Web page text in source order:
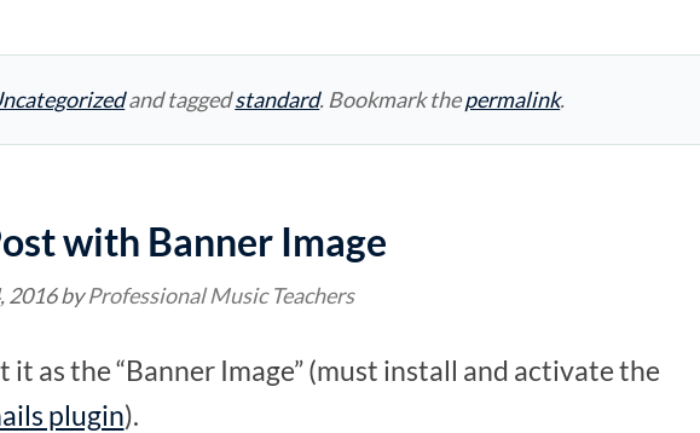
and taggedstandard. Bookmark thepermalink.
with Banner Image
2016byProfessional Music Teachers
it as the “Banner Image” (must install and activate the
plugin).